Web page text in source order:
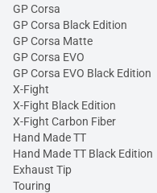
GP Corsa
GP Corsa Black Edition
GP Corsa Matte
GP Corsa EVO
GP Corsa EVO Black Edition
X-Fight
X-Fight Black Edition
X-Fight Carbon Fiber
Hand Made TT
Hand Made TT Black Edition
Exhaust Tip
Touring